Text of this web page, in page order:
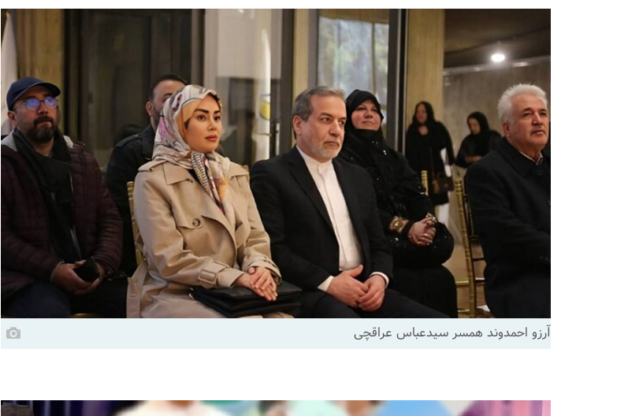
آرزو احمدوند همسر سیدعباس عراقچی